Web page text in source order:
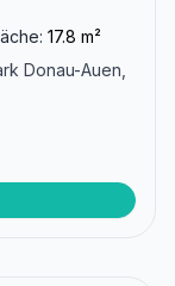
17.8 m²
Donau-Auen,